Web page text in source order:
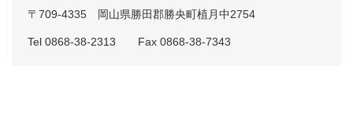
〒709-4335 岡山県勝田郡勝央町植月中2754
Tel 0868-38-2313 Fax 0868-38-7343